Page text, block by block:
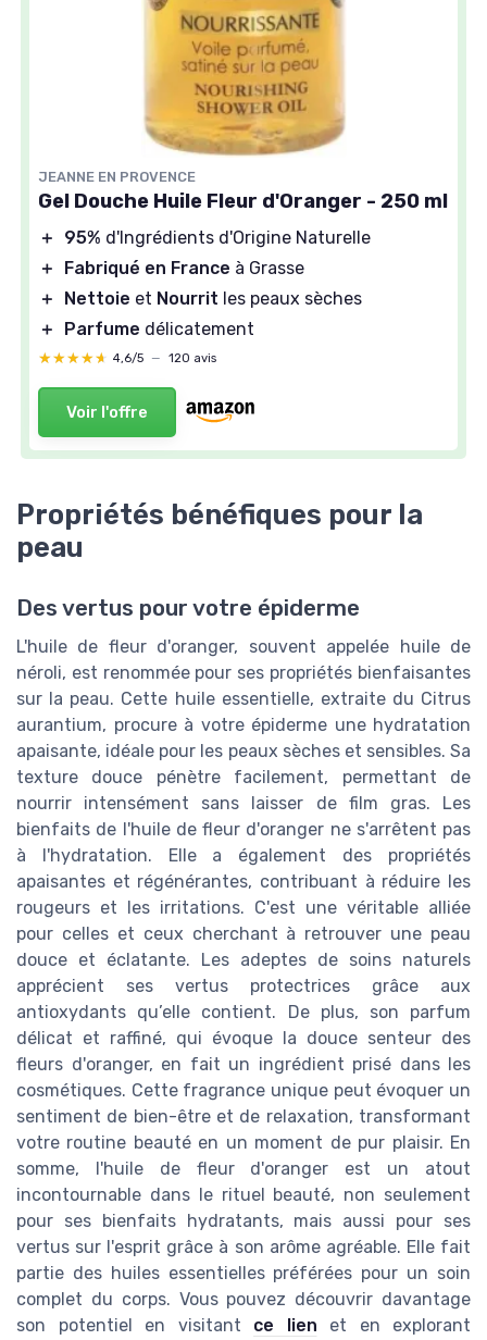
JEANNE EN PROVENCE
Gel Douche Huile Fleur d'Oranger - 250 ml
＋ 95% d'Ingrédients d'Origine Naturelle
＋
Fabriqué en France à Grasse
＋
Nettoie et Nourrit les peaux sèches
＋
Parfume délicatement
★★★★★
★★★★★ 4,6/5 — 120 avis
Voir l'offre
Propriétés bénéfiques pour la
peau
Des vertus pour votre épiderme
L'huile de fleur d'oranger, souvent appelée huile de
néroli, est renommée pour ses propriétés bienfaisantes
sur la peau. Cette huile essentielle, extraite du Citrus
aurantium, procure à votre épiderme une hydratation
apaisante, idéale pour les peaux sèches et sensibles. Sa
texture douce pénètre facilement, permettant de
nourrir intensément sans laisser de film gras. Les
bienfaits de l'huile de fleur d'oranger ne s'arrêtent pas
à l'hydratation. Elle a également des propriétés
apaisantes et régénérantes, contribuant à réduire les
rougeurs et les irritations. C'est une véritable alliée
pour celles et ceux cherchant à retrouver une peau
douce et éclatante. Les adeptes de soins naturels
apprécient ses vertus protectrices grâce aux
antioxydants qu’elle contient. De plus, son parfum
délicat et raffiné, qui évoque la douce senteur des
fleurs d'oranger, en fait un ingrédient prisé dans les
cosmétiques. Cette fragrance unique peut évoquer un
sentiment de bien-être et de relaxation, transformant
votre routine beauté en un moment de pur plaisir. En
somme, l'huile de fleur d'oranger est un atout
incontournable dans le rituel beauté, non seulement
pour ses bienfaits hydratants, mais aussi pour ses
vertus sur l'esprit grâce à son arôme agréable. Elle fait
partie des huiles essentielles préférées pour un soin
complet du corps. Vous pouvez découvrir davantage
son potentiel en visitant ce lien et en explorant